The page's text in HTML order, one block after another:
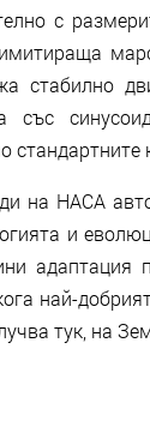
с
стабилно
със
стандартните
на НАСА
и
адаптация
най-
тук, на